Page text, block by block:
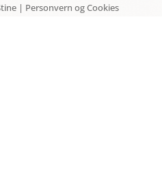
| Personvern og Cookies